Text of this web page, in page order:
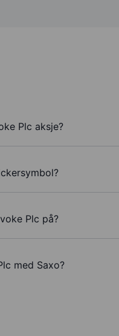
Plc aksje?
Plc på?
med Saxo?